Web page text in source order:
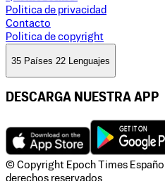
Politica de privacidad
Contacto
Politica de copyright
35 Países 22 Lenguajes
DESCARGA NUESTRA APP
© Copyright Epoch Times Español
derechos reservados